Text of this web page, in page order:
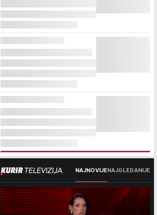
NAJNOVIJENAJGLEDANIJE